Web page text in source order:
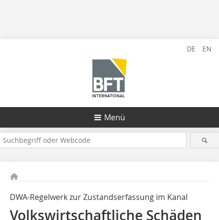
DE EN
Menü
DWA-Regelwerk zur Zustandserfassung im Kanal
Volkswirtschaftliche Schäden